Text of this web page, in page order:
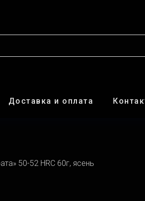
Доставка и оплата
50-52 HRC 60г, ясень